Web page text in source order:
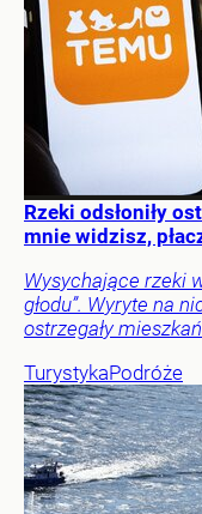
Rzeki odsłoniły
mnie widzisz,
Wysychające rzeki
głodu”. Wyryte na
ostrzegały
TurystykaPodróże